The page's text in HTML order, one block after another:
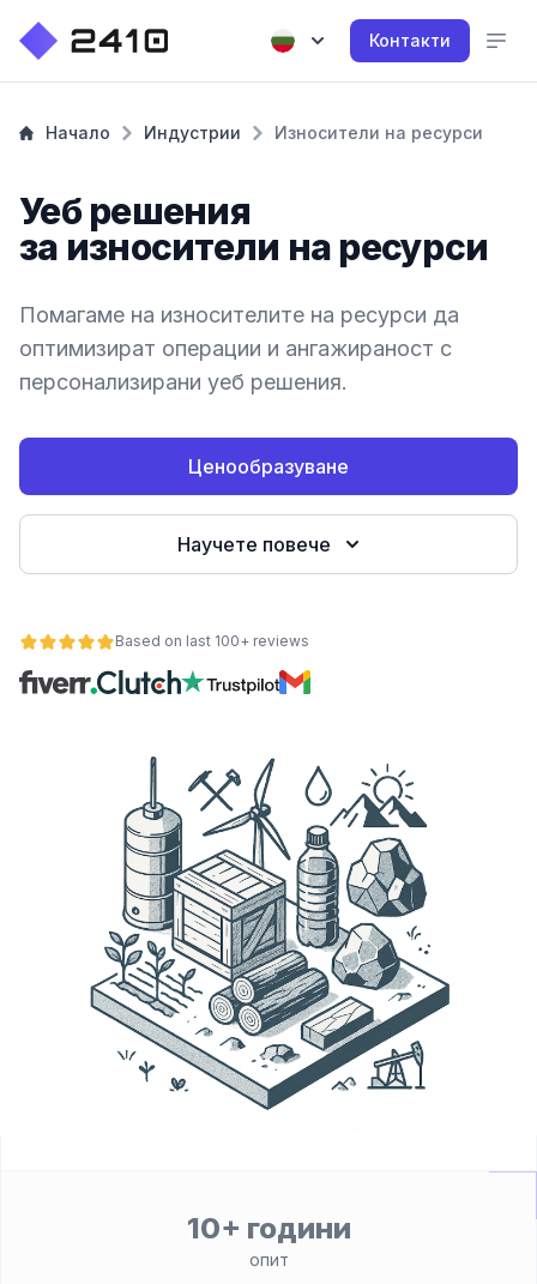
Контакти
Начало Индустрии Износители на ресурси
Уеб решения
за износители на ресурси
Помагаме на износителите на ресурси да
оптимизират операции и ангажираност с
персонализирани уеб решения.
Ценообразуване
Научете повече
Based on last 100+ reviews
10+ години
опит